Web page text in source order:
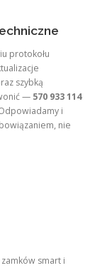
protokołu
szybką
— 570 933 114
i
nie
smart i